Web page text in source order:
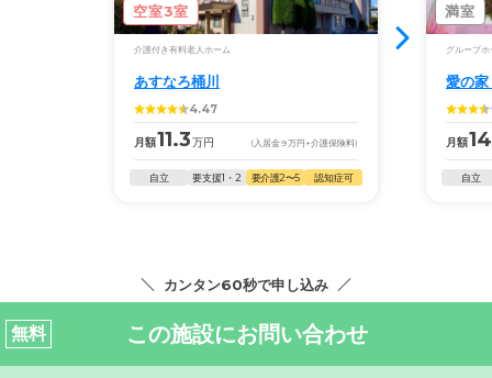
空室3室
介護付き有料老人ホーム
あすなろ桶川
4.47
月額11.3万円 (入居金9万円 +介護保険料)
自立 要支援1・2 要介護2〜5 認知症可
満室
グループホ
愛の
月額
自立
カンタン60秒で申し込み
無料 この施設にお問い合わせ